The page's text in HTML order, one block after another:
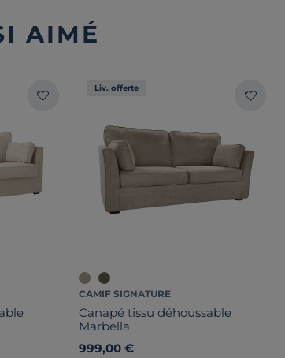
AIMÉ
Liv. offerte
CAMIF SIGNATURE
Canapé tissu déhoussable
Marbella
999,00 €